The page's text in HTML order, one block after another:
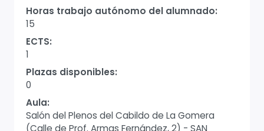
Horas trabajo autónomo del alumnado:
15
ECTS:
1
Plazas disponibles:
0
Aula:
Salón del Plenos del Cabildo de La Gomera
(Calle de Prof. Armas Fernández, 2) - SAN